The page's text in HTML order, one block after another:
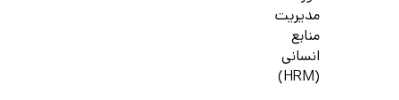
مدیریت
منابع
انسانی
(HRM)